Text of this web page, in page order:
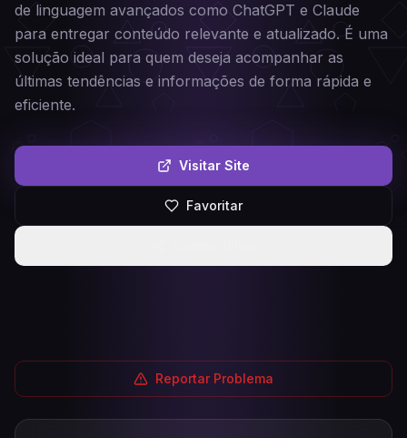
de linguagem avançados como ChatGPT e Claude
para entregar conteúdo relevante e atualizado. É uma
solução ideal para quem deseja acompanhar as
últimas tendências e informações de forma rápida e
eficiente.
Visitar Site
Favoritar
Reportar Problema